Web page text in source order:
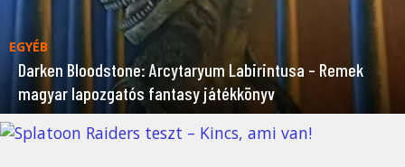
EGYÉB
Darken Bloodstone: Arcytaryum Labirintusa – Remek
magyar lapozgatós fantasy játékkönyv